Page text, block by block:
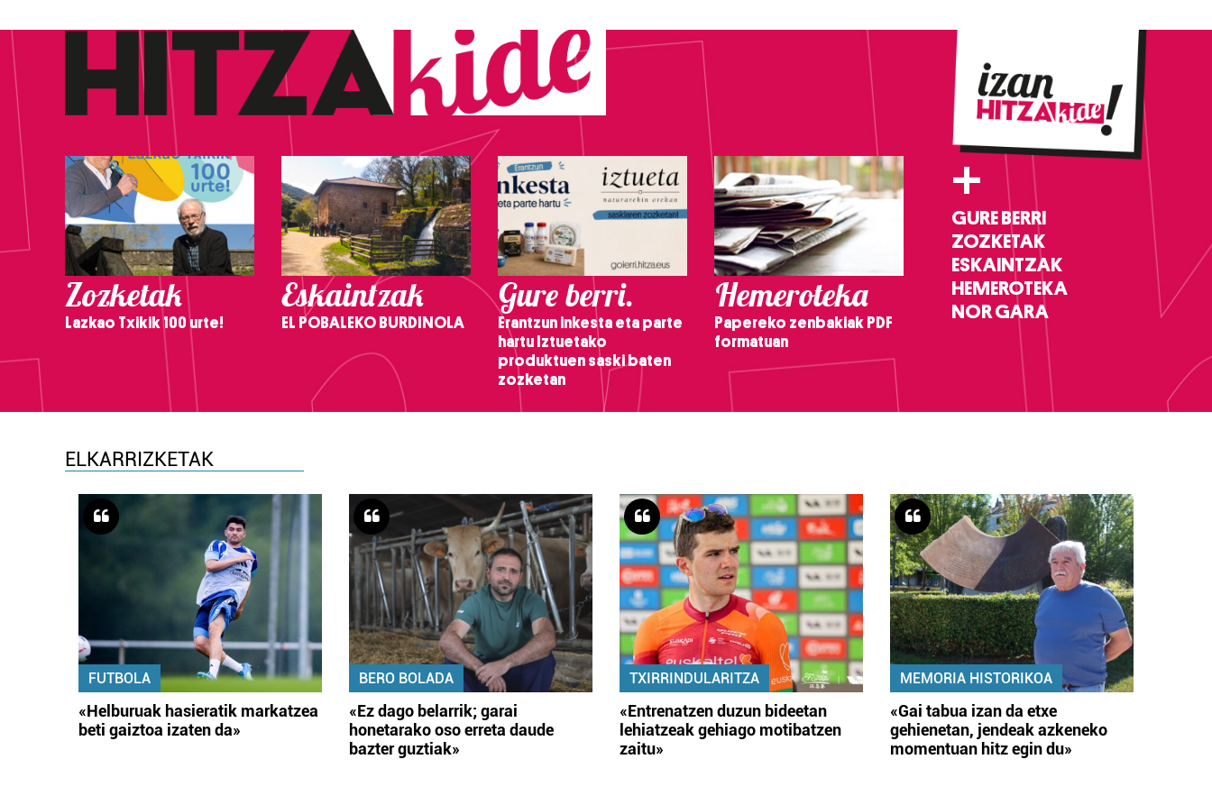
Zozketak
Lazkao Txikik 100 urte!
Eskaintzak
EL POBALEKO BURDINOLA
Gure berri.
Erantzun inkesta eta parte
hartu Iztuetako
produktuen saski baten
zozketan
Hemeroteka
Papereko zenbakiak PDF
formatuan
+
GURE BERRI
ZOZKETAK
ESKAINTZAK
HEMEROTEKA
NOR GARA
ELKARRIZKETAK
FUTBOLA
«Helburuak hasieratik markatzea
beti gaiztoa izaten da»
BERO BOLADA
«Ez dago belarrik; garai
honetarako oso erreta daude
bazter guztiak»
TXIRRINDULARITZA
«Entrenatzen duzun bideetan
lehiatzeak gehiago motibatzen
zaitu»
MEMORIA HISTORIKOA
«Gai tabua izan da etxe
gehienetan, jendeak azkeneko
momentuan hitz egin du»